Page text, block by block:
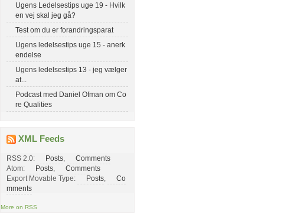
Ugens Ledelsestips uge 19 - Hvilk
en vej skal jeg gå?
Test om du er forandringsparat
Ugens ledelsestips uge 15 - anerk
endelse
Ugens ledelsestips 13 - jeg vælger
at...
Podcast med Daniel Ofman om Co
re Qualities
XML Feeds
RSS 2.0: Posts
Comments
Atom:
Posts
Comments
Export Movable Type:
Posts
Co
mments
More on RSS